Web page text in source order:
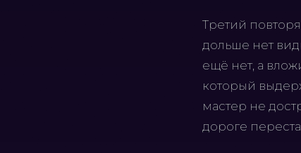
Третий
дольше нет
ещё нет, а
который
мастер не
дороге